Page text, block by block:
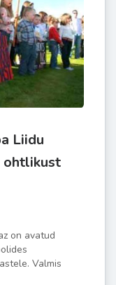
Liidu
ohtlikust
on avatud
Valmis